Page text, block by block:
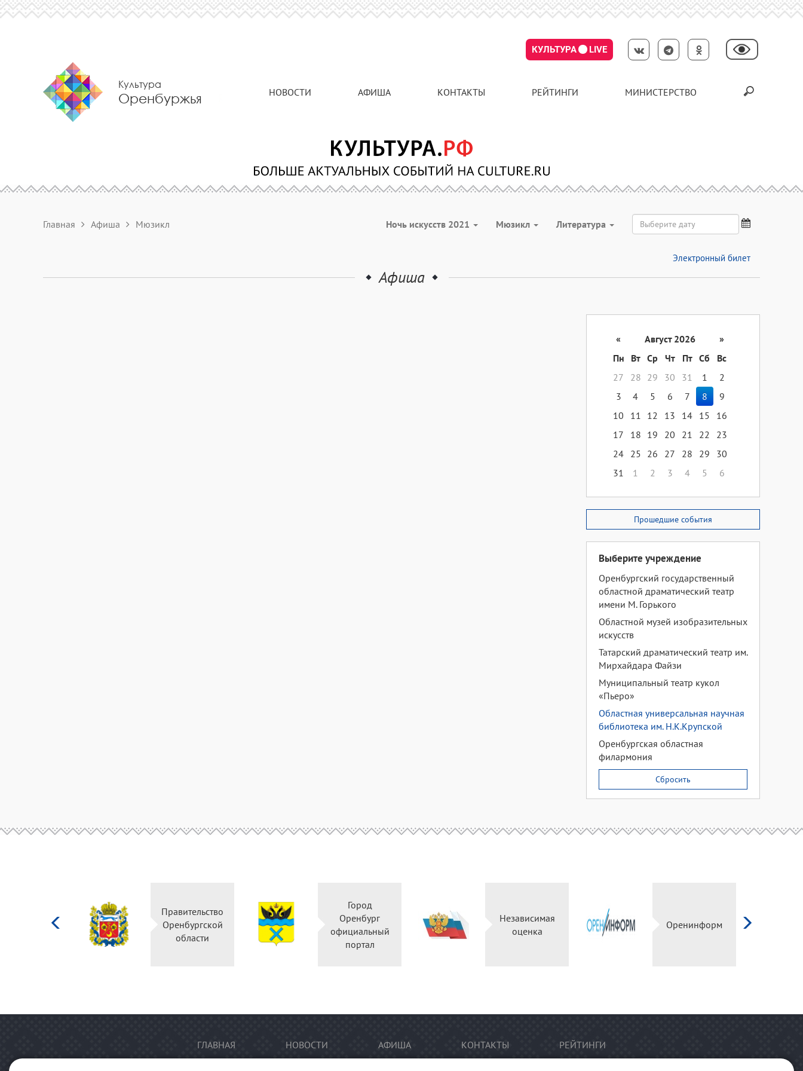
КУЛЬТУРА LIVE
Культура
Оренбуржья НОВОСТИ АФИША КОНТАКТЫ РЕЙТИНГИ МИНИСТЕРСТВО
Главная Афиша Мюзикл Ночь искусств 2021 Мюзикл Литература
Электронный билет
Афиша
« Август 2026
»
Пн
Вт Ср Чт Пт Сб
Вс
27
28 29 30 31 1
2
3
4 5 6 7 8
9
10
11 12 13 14 15
16
17
18 19 20 21 22
23
24 25 26 27 28 29
30
31
1 2 3 4 5 6
Прошедшие события
Выберите учреждение
Оренбургский государственный
областной драматический театр
имени М. Горького
Областной музей изобразительных
искусств
Татарский драматический театр им.
Мирхайдара Файзи
Муниципальный театр кукол
«Пьеро»
Областная универсальная научная
библиотека им. Н.К.Крупской
Оренбургская областная
филармония
Сбросить
Правительство
Оренбургской
области
Город
Оренбург
официальный
портал
Независимая
оценка
Оренинформ
ГЛАВНАЯ НОВОСТИ АФИША КОНТАКТЫ РЕЙТИНГИ